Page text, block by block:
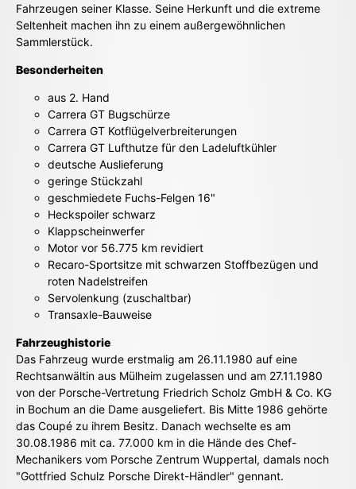
Fahrzeugen seiner Klasse. Seine Herkunft und die extreme
Seltenheit machen ihn zu einem außergewöhnlichen
Sammlerstück.
Besonderheiten
aus 2. Hand
Carrera GT Bugschürze
Carrera GT Kotflügelverbreiterungen
Carrera GT Lufthutze für den Ladeluftkühler
deutsche Auslieferung
geringe Stückzahl
geschmiedete Fuchs-Felgen 16"
Heckspoiler schwarz
Klappscheinwerfer
Motor vor 56.775 km revidiert
Recaro-Sportsitze mit schwarzen Stoffbezügen und
roten Nadelstreifen
Servolenkung (zuschaltbar)
Transaxle-Bauweise
Fahrzeughistorie
Das Fahrzeug wurde erstmalig am 26.11.1980 auf eine
Rechtsanwältin aus Mülheim zugelassen und am 27.11.1980
von der Porsche-Vertretung Friedrich Scholz GmbH & Co. KG
in Bochum an die Dame ausgeliefert. Bis Mitte 1986 gehörte
das Coupé zu ihrem Besitz. Danach wechselte es am
30.08.1986 mit ca. 77.000 km in die Hände des Chef-
Mechanikers vom Porsche Zentrum Wuppertal, damals noch
"Gottfried Schulz Porsche Direkt-Händler" gennant.